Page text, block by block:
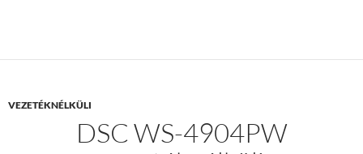
VEZETÉKNÉLKÜLI
DSC WS-4904PW